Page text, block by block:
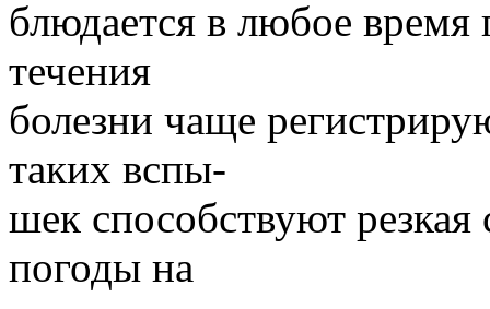
блюдается в любое
течения
болезни чаще
таких вспы-
шек способствуют
погоды на